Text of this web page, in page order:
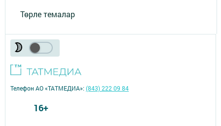
Төрле темалар
Телефон АО «ТАТМЕДИА»:(843) 222 09 84
16+